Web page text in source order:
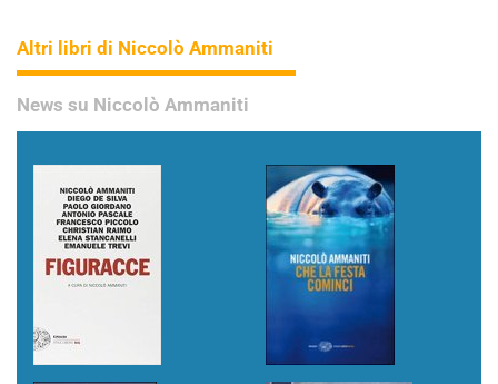
Altri libri di Niccolò Ammaniti
News su Niccolò Ammaniti